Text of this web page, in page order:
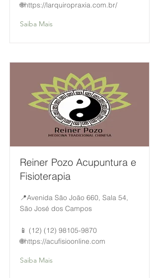
🌐https://larquiropraxia.com.br/
Saiba Mais
Reiner Pozo Acupuntura e
Fisioterapia
📍Avenida São João 660, Sala 54,
São José dos Campos
📱 (12) (12) 98105-9870
🌐https://acufisioonline.com
Saiba Mais